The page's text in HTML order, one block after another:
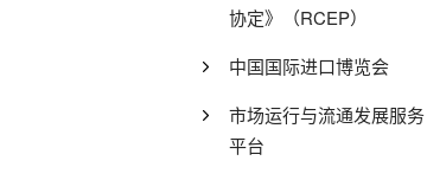
协定》（RCEP）
中国国际进口博览会
市场运行与流通发展服务
平台